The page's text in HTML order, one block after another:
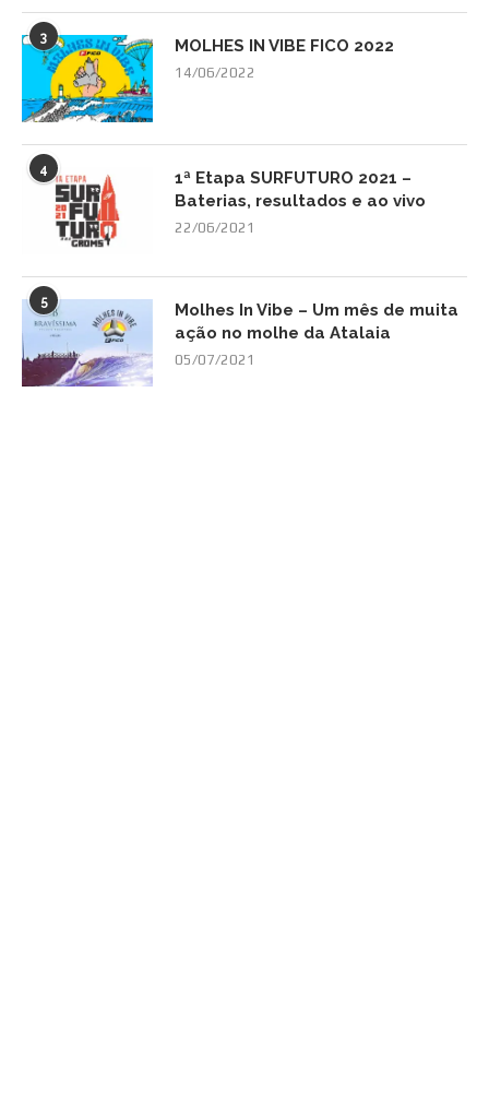
3 MOLHES IN VIBE FICO 2022
14/06/2022
4
1ª Etapa SURFUTURO 2021 –
Baterias, resultados e ao vivo
22/06/2021
5
Molhes In Vibe – Um mês de muita
ação no molhe da Atalaia
05/07/2021